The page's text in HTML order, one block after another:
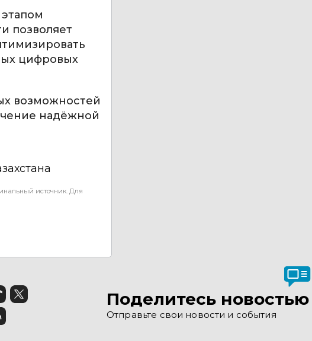
позволяет
цифровых
возможностей
надёжной
источник. Для
Поделитесь новостью
Отправьте свои новости и события